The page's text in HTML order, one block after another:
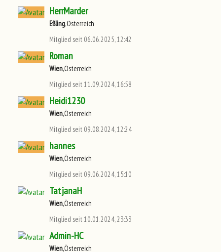
HerrMarder
Eßling,Österreich
Mitglied seit 06.06.2025, 12:42
Roman
Wien,Österreich
Mitglied seit 11.09.2024, 16:58
Heidi1230
Wien,Österreich
Mitglied seit 09.08.2024, 12:24
hannes
Wien,Österreich
Mitglied seit 09.06.2024, 15:10
TatjanaH
Wien,Österreich
Mitglied seit 10.01.2024, 23:33
Admin-HC
Wien,Österreich